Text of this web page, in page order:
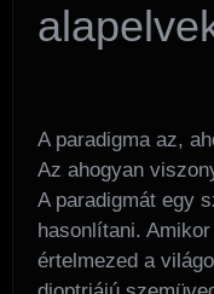
A paradigma az,
Az ahogyan
A paradigmát egy
hasonlítani.
értelmezed a